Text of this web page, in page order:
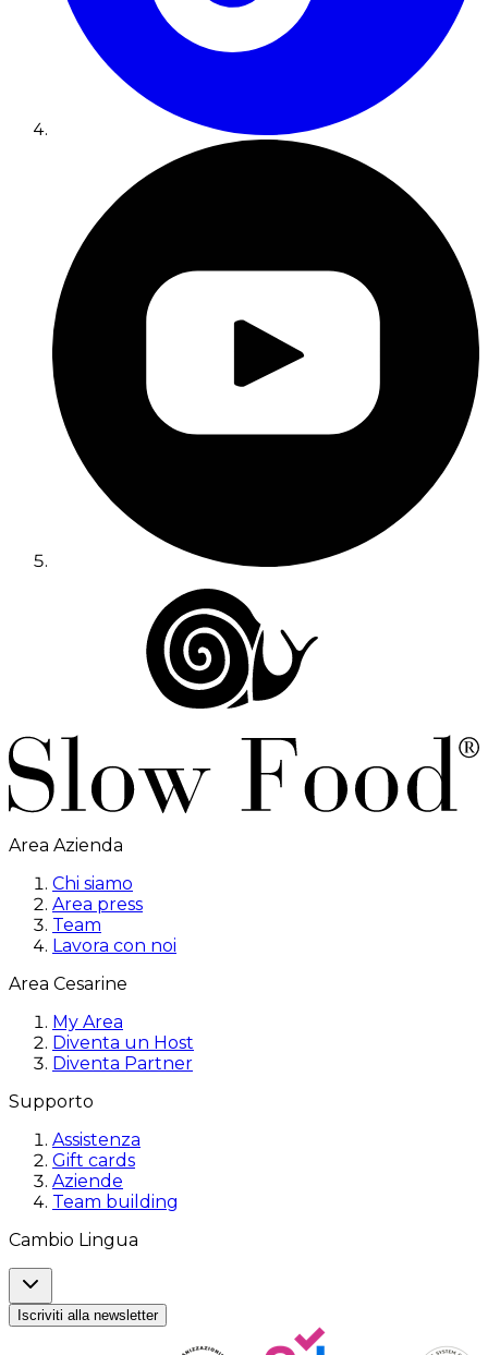
Area Azienda
Chi siamo
Area press
Team
Lavora con noi
Area Cesarine
My Area
Diventa un Host
Diventa Partner
Supporto
Assistenza
Gift cards
Aziende
Team building
Cambio Lingua
Iscriviti alla newsletter